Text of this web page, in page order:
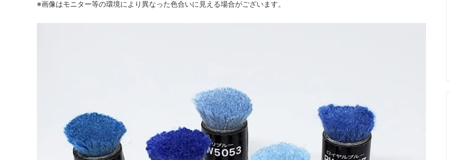
※画像はモニター等の環境により異なった色合いに見える場合がございます。